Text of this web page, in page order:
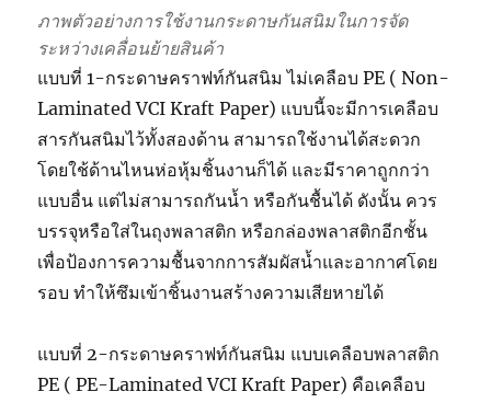
ภาพตัวอย่างการใช้งานกระดาษกันสนิมในการจัด
ระหว่างเคลื่อนย้ายสินค้า
แบบที่ 1-กระดาษคราฟท์กันสนิม ไม่เคลือบ PE ( Non-
Laminated VCI Kraft Paper) แบบนี้จะมีการเคลือบ
สารกันสนิมไว้ทั้งสองด้าน สามารถใช้งานได้สะดวก
โดยใช้ด้านไหนห่อหุ้มชิ้นงานก็ได้ และมีราคาถูกกว่า
แบบอื่น แต่ไม่สามารถกันน้ำ หรือกันชื้นได้ ดังนั้น ควร
บรรจุหรือใส่ในถุงพลาสติก หรือกล่องพลาสติกอีกชั้น
เพื่อป้องการความชื้นจากการสัมผัสน้ำและอากาศโดย
รอบ ทำให้ซึมเข้าชิ้นงานสร้างความเสียหายได้
แบบที่ 2-กระดาษคราฟท์กันสนิม แบบเคลือบพลาสติก
PE ( PE-Laminated VCI Kraft Paper) คือเคลือบ